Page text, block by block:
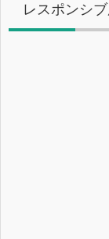
レスポンシ